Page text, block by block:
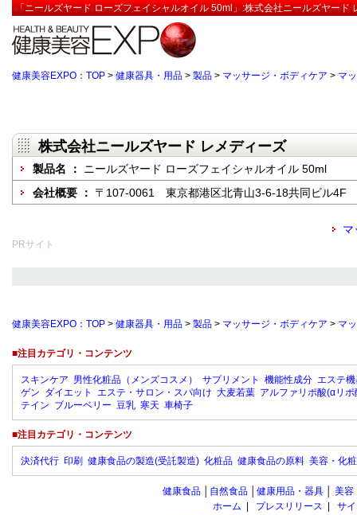
「ニールズヤード ローズフェイシャルオイル 50ml」:株式会社ニールズヤード
健康美容EXPO：TOP > 健康器具・用品 > 製品 > マッサージ・ボディケア > マ
株式会社ニールズヤード レメディーズ
製品名 ： ニールズヤード ローズフェイシャルオイル 50ml
会社概要 ： 〒107-0061 東京都港区北青山3-6-18共同ビル4F
マ
PRサイト
健康美容EXPO：TOP > 健康器具・用品 > 製品 > マッサージ・ボディケア > マ
■注目カテゴリ・コンテンツ
スキンケア 男性化粧品（メンズコスメ） サプリメント 機能性成分 エステ
ゲン ダイエット エステ・サロン・スパ向け 大麦若葉 アルファリポ酸(αリポ
テイン ブルーベリー 豆乳 寒天 車椅子
■注目カテゴリ・コンテンツ
決済代行 印刷 健康食品の製造(受託製造) 化粧品 健康食品の原料 美容・化
健康食品 自然食品 健康用品・器具 美容
ホーム
プレスリリース
サ